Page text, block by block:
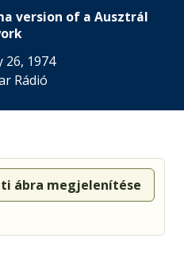
version of a Ausztrál
26, 1974
Rádió
ábra megjelenítése